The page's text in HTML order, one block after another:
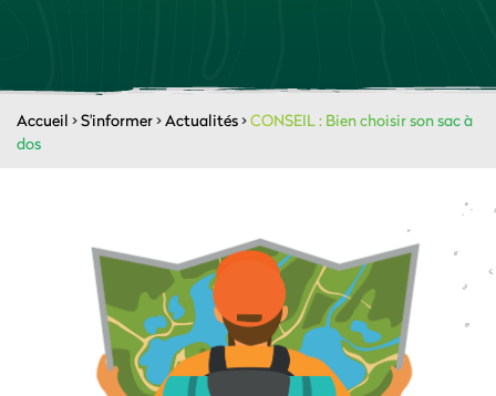
Accueil >S'informer>Actualités>CONSEIL : Bien choisir son sac à
dos